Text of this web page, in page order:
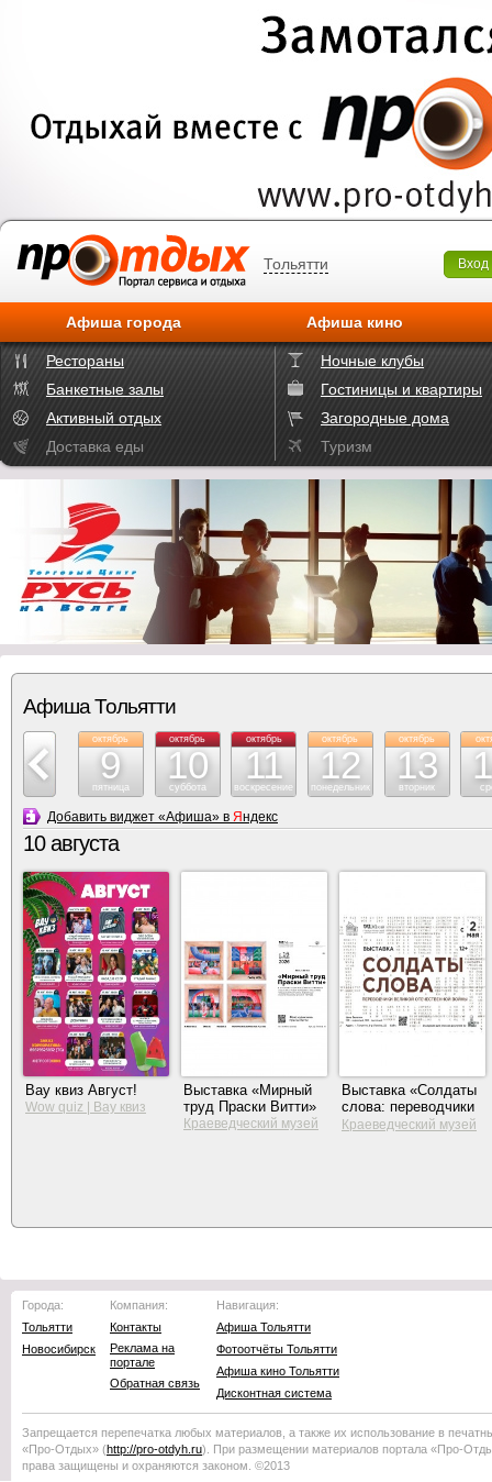
Тольятти Вход
Афиша города Афиша кино
Рестораны
Ночные клубы
Банкетные залы
Гостиницы и квартиры
Активный отдых
Загородные дома
Доставка еды
Туризм
Афиша Тольятти
8
октябрь
9
пятница
октябрь
10
суббота
октябрь
11
воскресение
октябрь
12
понедельник
октябрь
13
вторник
Добавить виджет «Афиша» в Яндекс
10 августа
Вау квиз Август!
Wow quiz | Вау квиз
Выставка «Мирный
труд Праски Витти»
Краеведческий музей
Выставка «Солдаты
слова: переводчики
Великой
Краеведческий музей
Города:
Тольятти
Новосибирск
Компания:
Контакты
Реклама на
портале
Обратная связь
Навигация:
Афиша Тольятти
Фотоотчёты Тольятти
Афиша кино Тольятти
Дисконтная система
Запрещается перепечатка любых материалов, а также их использование в
«Про-Отдых» (http://pro-otdyh .ru). При размещении материалов портала «Про-
права защищены и охраняются законом. ©2013